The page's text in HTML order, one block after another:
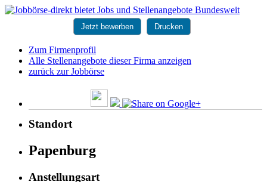
Jetzt bewerben Drucken
Zum Firmenprofil
Alle Stellenangebote dieser Firma anzeigen
zurück zur Jobbörse
Standort
Papenburg
Anstellungsart